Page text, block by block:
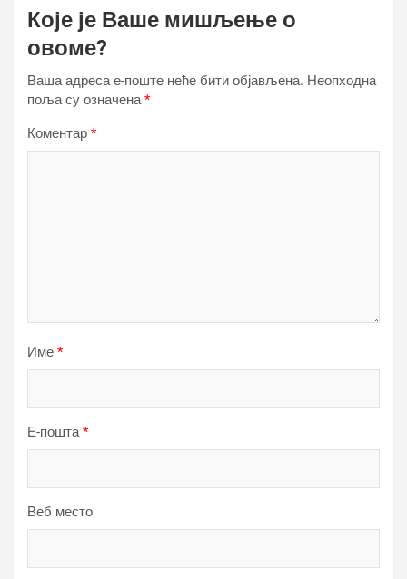
Које је Ваше мишљење о
овоме?
Ваша адреса е-поште неће бити објављена. Неопходна
поља су означена*
Коментар *
Име *
Е-пошта*
Веб место